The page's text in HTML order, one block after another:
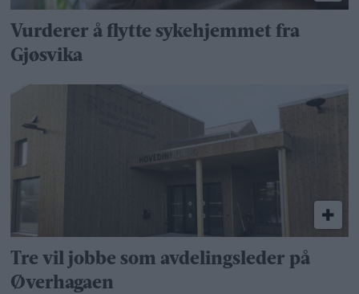
Vurderer å flytte sykehjemmet fra
Gjøsvika
Tre vil jobbe som avdelingsleder på
Øverhagaen